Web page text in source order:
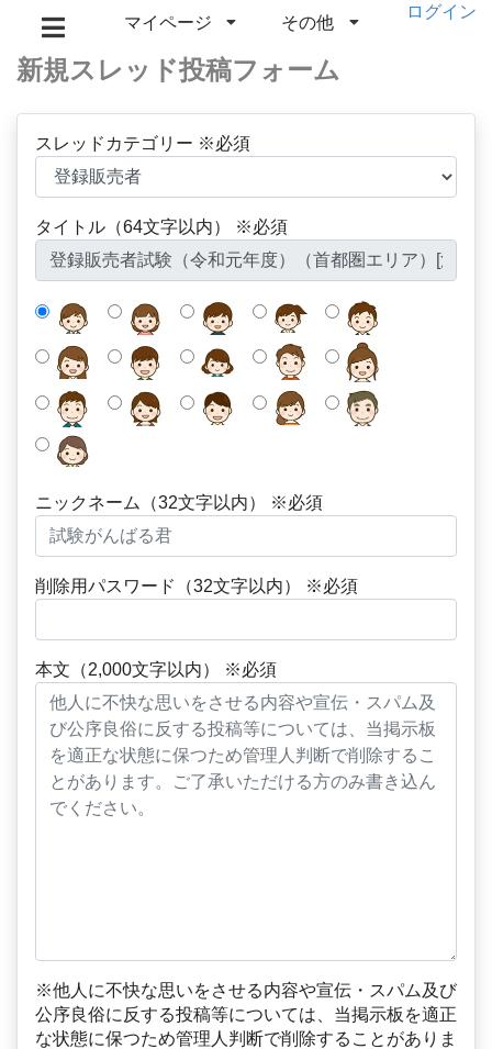
マイページ その他
ログイン
新規スレッド投稿フォーム
スレッドカテゴリー ※必須
タイトル（64文字以内） ※必須
ニックネーム（32文字以内） ※必須
削除用パスワード（32文字以内） ※必須
本文（2,000文字以内） ※必須
※他人に不快な思いをさせる内容や宣伝・スパム及び
公序良俗に反する投稿等については、当掲示板を適正
な状態に保つため管理人判断で削除することがありま